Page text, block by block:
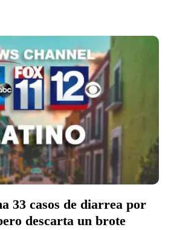
33 casos de diarrea por
descarta un brote